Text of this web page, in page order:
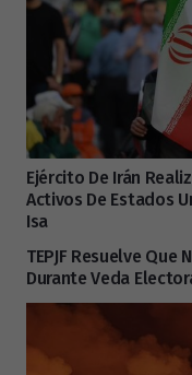
Ejército De Irán
Activos De Estados
Isa
TEPJF Resuelve
Durante Veda